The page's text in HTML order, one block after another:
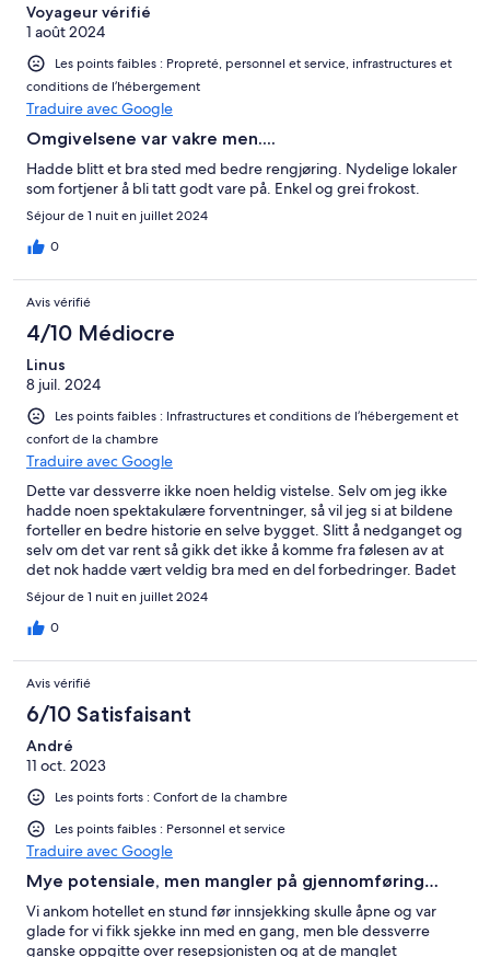
Voyageur vérifié
1 août 2024
Les points faibles : Propreté, personnel et service, infrastructures et
conditions de l’hébergement
Traduire avec Google
Omgivelsene var vakre men....
Hadde blitt et bra sted med bedre rengjøring. Nydelige lokaler
som fortjener å bli tatt godt vare på. Enkel og grei frokost.
Séjour de 1 nuit en juillet 2024
0
Avis vérifié
4/10 Médiocre
Linus
8 juil. 2024
Les points faibles : Infrastructures et conditions de l’hébergement et
confort de la chambre
Traduire avec Google
Dette var dessverre ikke noen heldig vistelse. Selv om jeg ikke
hadde noen spektakulære forventninger, så vil jeg si at bildene
forteller en bedre historie en selve bygget. Slitt å nedganget og
selv om det var rent så gikk det ikke å komme fra følesen av at
det nok hadde vært veldig bra med en del forbedringer. Badet
var oppusset og fint, men kunne med fordel sett at der var
dusjsåpe. Frukosten er dessverre det som drar ned
helhetsinntrykket mest. Kun en ansatt på jobb, og denne ga
er nok det som dessverre gjør den til bunnkarakter på min
personlige frukost-ranking. Som nevnt, ikke min beste
opplevelse, men jeg håper at stedet får det løft det fortjener,
for plassen er jo fantastisk.
Séjour de 1 nuit en juillet 2024
0
Avis vérifié
6/10 Satisfaisant
André
11 oct. 2023
Les points forts : Confort de la chambre
Les points faibles : Personnel et service
Traduire avec Google
Mye potensiale, men mangler på gjennomføring…
Vi ankom hotellet en stund før innsjekking skulle åpne og var
glade for vi fikk sjekke inn med en gang, men ble dessverre
ganske oppgitte over resepsjonisten og at de manglet